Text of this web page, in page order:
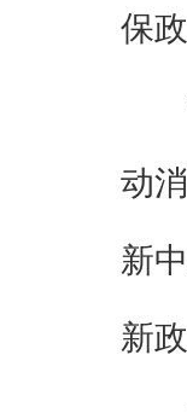
保
动
新
新